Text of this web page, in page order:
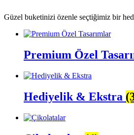
Güzel buketinizi özenle seçtiğimiz bir
Premium Özel
Hediyelik & Ekstra